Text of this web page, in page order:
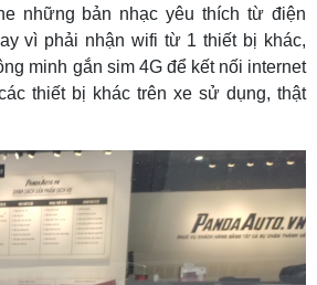
những bản nhạc yêu thích từ điện
vì phải nhận wifi từ 1 thiết bị khác,
minh gắn sim 4G để kết nối internet
thiết bị khác trên xe sử dụng, thật